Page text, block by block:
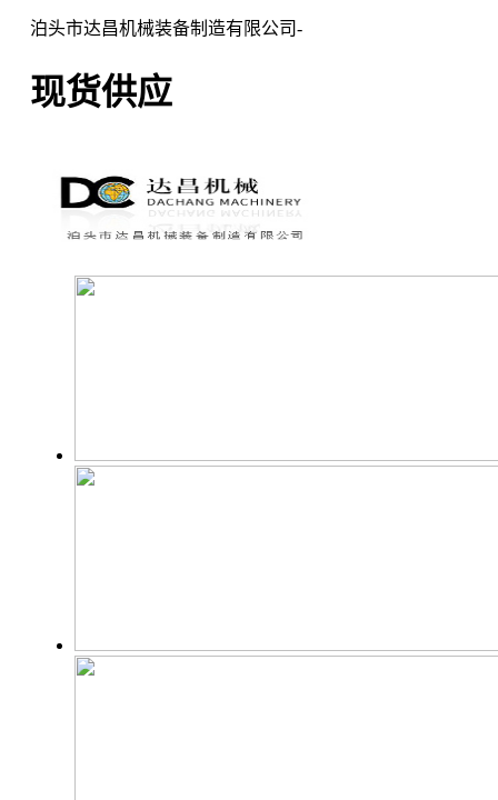
泊头市达昌机械装备制造有限公司-
现货供应